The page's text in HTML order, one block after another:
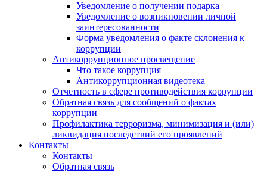
Уведомление о получении подарка
Уведомление о возникновении личной
заинтересованности
Форма уведомления о факте склонения к
коррупции
Антикоррупционное просвещение
Что такое коррупция
Антикоррупционная видеотека
Отчетность в сфере противодействия коррупции
Обратная связь для сообщений о фактах
коррупции
Профилактика терроризма, минимизация и (или)
ликвидация последствий его проявлений
Контакты
Контакты
Обратная связь